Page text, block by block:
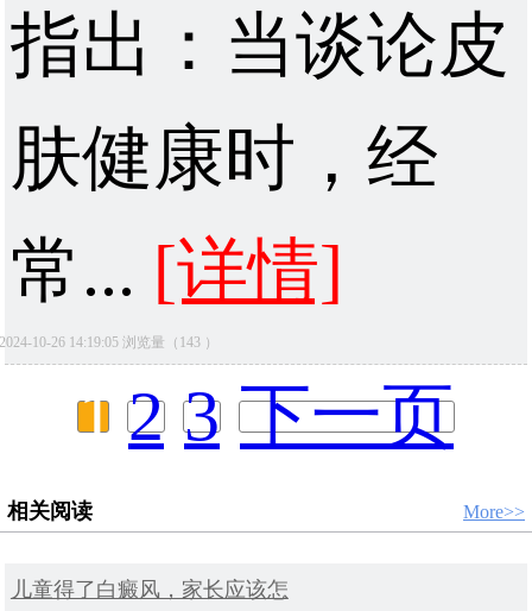
指出：当谈论皮
肤健康时，经
常... [详情]
10-26 14:19:05 浏览量（143 ）
1 2 3 下一页
相关阅读 More>>
儿童得了白癜风，家长应该怎